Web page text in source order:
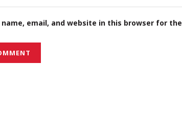
name, email, and website in this browser for